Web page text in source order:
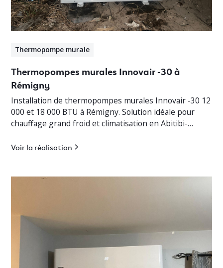
Thermopompe murale
Thermopompes murales Innovair -30 à
Rémigny
Installation de thermopompes murales Innovair -30 12
000 et 18 000 BTU à Rémigny. Solution idéale pour
chauffage grand froid et climatisation en Abitibi-
Voir la réalisation